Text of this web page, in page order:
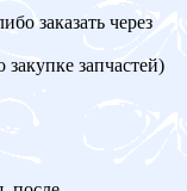
заказать через
запчастей)